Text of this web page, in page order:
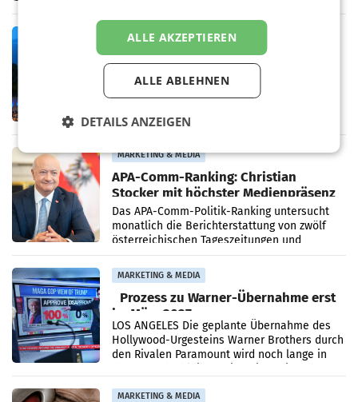
Medienberichte.
MARKETING & MEDIA
ORF-Kulturmatinee widmet sich 20
Jahren Grafenegg Festival und Peter
Simonischek
Am Sonntag, dem 9. August 2026, begleitet
durch die ORF-„Kulturmatinee“. Die Sendung
MARKETING & MEDIA
APA-Comm-Ranking: Christian
Stocker mit höchster Medienpräsenz
im Juli
Das APA-Comm-Politik-Ranking untersucht
monatlich die Berichterstattung von zwölf
österreichischen Tageszeitungen und
analysiert, welche Politikerinnen und
Politiker Österreichs die
MARKETING & MEDIA
Prozess zu Warner-Übernahme erst
im März 2027
LOS ANGELES Die geplante Übernahme des
Hollywood-Urgesteins Warner Brothers durch
den Rivalen Paramount wird noch lange in
MARKETING & MEDIA
ALLE AKZEPTIEREN
ALLE ABLEHNEN
DETAILS ANZEIGEN